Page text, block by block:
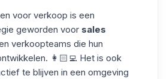
voor verkoop is een
geworden voor sales
verkoopteams die hun
👩🏻‍💻 Het is ook
te blijven in een omgeving